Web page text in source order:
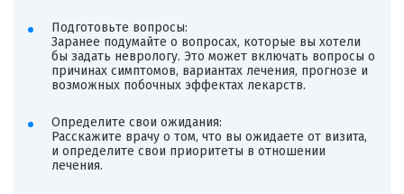
Подготовьте вопросы:
Заранее подумайте о вопросах, которые вы хотели
бы задать неврологу. Это может включать вопросы о
причинах симптомов, вариантах лечения, прогнозе и
возможных побочных эффектах лекарств.
Определите свои ожидания:
Расскажите врачу о том, что вы ожидаете от визита,
и определите свои приоритеты в отношении
лечения.